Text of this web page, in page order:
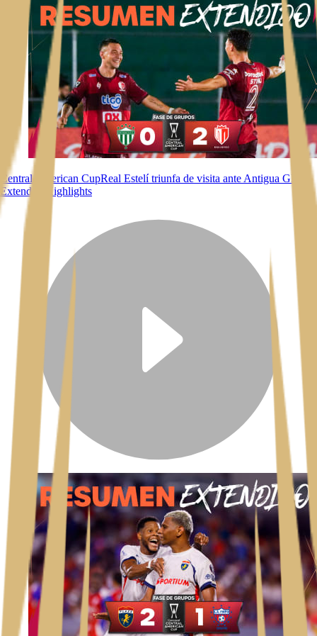
Central American CupReal Estelí triunfa de visita ante Antigua GFC |
Extended Highlights